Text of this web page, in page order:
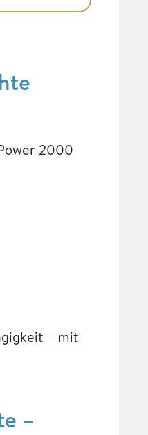
2000
– mit
–